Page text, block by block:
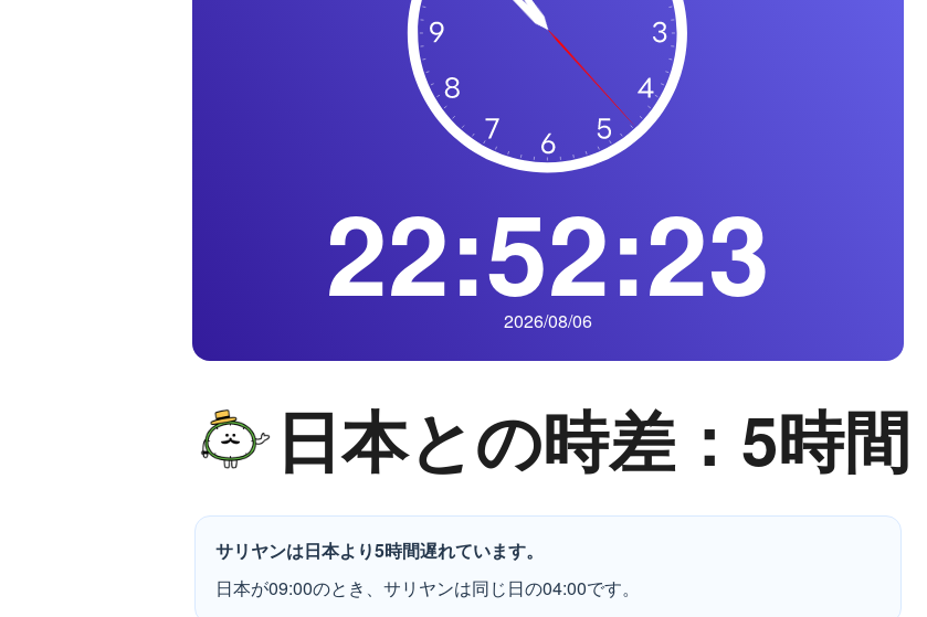
22:52:24
2026/08/06
日本との時差：5時間
サリヤンは日本より5時間遅れています。
日本が09:00のとき、サリヤンは同じ日の04:00です。